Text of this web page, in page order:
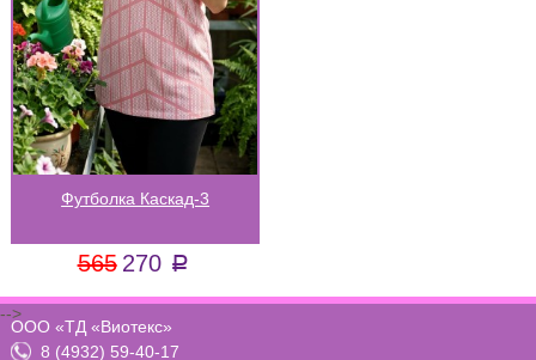
Футболка Каскад-3
565 270 a
ООО «ТД «Виотекс»
8 (4932) 59-40-17
-->